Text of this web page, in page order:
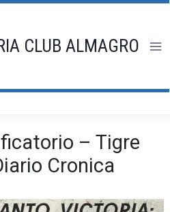
CLUB ALMAGRO
– Tigre
Cronica